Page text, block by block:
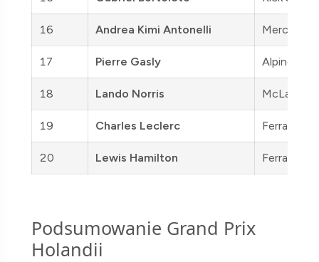
16 Andrea Kimi Antonelli Mercedes
17 Pierre Gasly Alpine
18 Lando Norris McLaren
19 Charles Leclerc Ferrari
20 Lewis Hamilton Ferrari
Podsumowanie Grand Prix
Holandii